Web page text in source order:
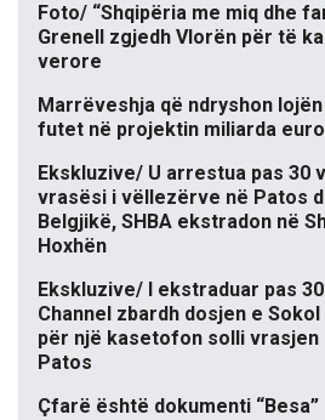
Foto/ “Shqipëria me miq dhe
Grenell zgjedh Vlorën për të
verore
Marrëveshja që ndryshon
futet në projektin miliarda
Ekskluzive/ U arrestua pas 30
vrasësi i vëllezërve në Patos
Belgjikë, SHBA ekstradon në
Hoxhën
Ekskluzive/ I ekstraduar pas
Channel zbardh dosjen e
për një kasetofon solli vrasjen
Patos
Çfarë është dokumenti